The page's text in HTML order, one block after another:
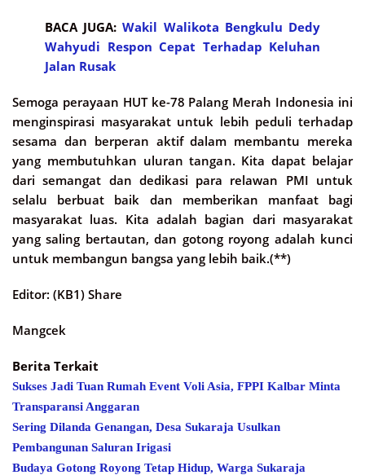
BACA JUGA:Wakil Walikota Bengkulu Dedy
Wahyudi Respon Cepat Terhadap Keluhan
Jalan Rusak
Semoga perayaan HUT ke-78 Palang Merah Indonesia ini
menginspirasi masyarakat untuk lebih peduli terhadap
sesama dan berperan aktif dalam membantu mereka
yang membutuhkan uluran tangan. Kita dapat belajar
dari semangat dan dedikasi para relawan PMI untuk
selalu berbuat baik dan memberikan manfaat bagi
masyarakat luas. Kita adalah bagian dari masyarakat
yang saling bertautan, dan gotong royong adalah kunci
untuk membangun bangsa yang lebih baik.(**)
Editor: (KB1) Share
Mangcek
Berita Terkait
Sukses Jadi Tuan Rumah Event Voli Asia, FPPI Kalbar Minta
Transparansi Anggaran
Sering Dilanda Genangan, Desa Sukaraja Usulkan
Pembangunan Saluran Irigasi
Budaya Gotong Royong Tetap Hidup, Warga Sukaraja